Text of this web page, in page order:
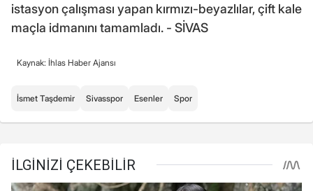
istasyon çalışması yapan kırmızı-beyazlılar, çift kale
maçla idmanını tamamladı. - SİVAS
Kaynak: İhlas Haber Ajansı
İsmet Taşdemir Sivasspor Esenler Spor